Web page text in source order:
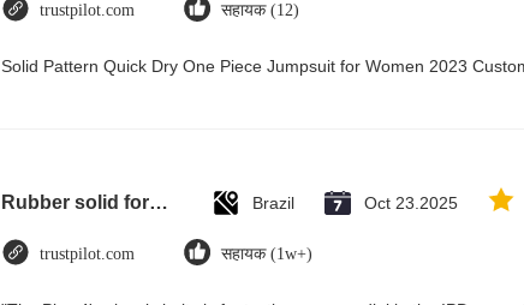
trustpilot.com सहायक (12)
Solid Pattern Quick Dry One Piece Jumpsuit for Women 2023
Rubber solid forklift tires For material handling forklift Brazil Oct 23.2025
trustpilot.com सहायक (1w+)